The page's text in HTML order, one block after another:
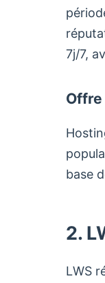
7j/7,
base
2.
LWS